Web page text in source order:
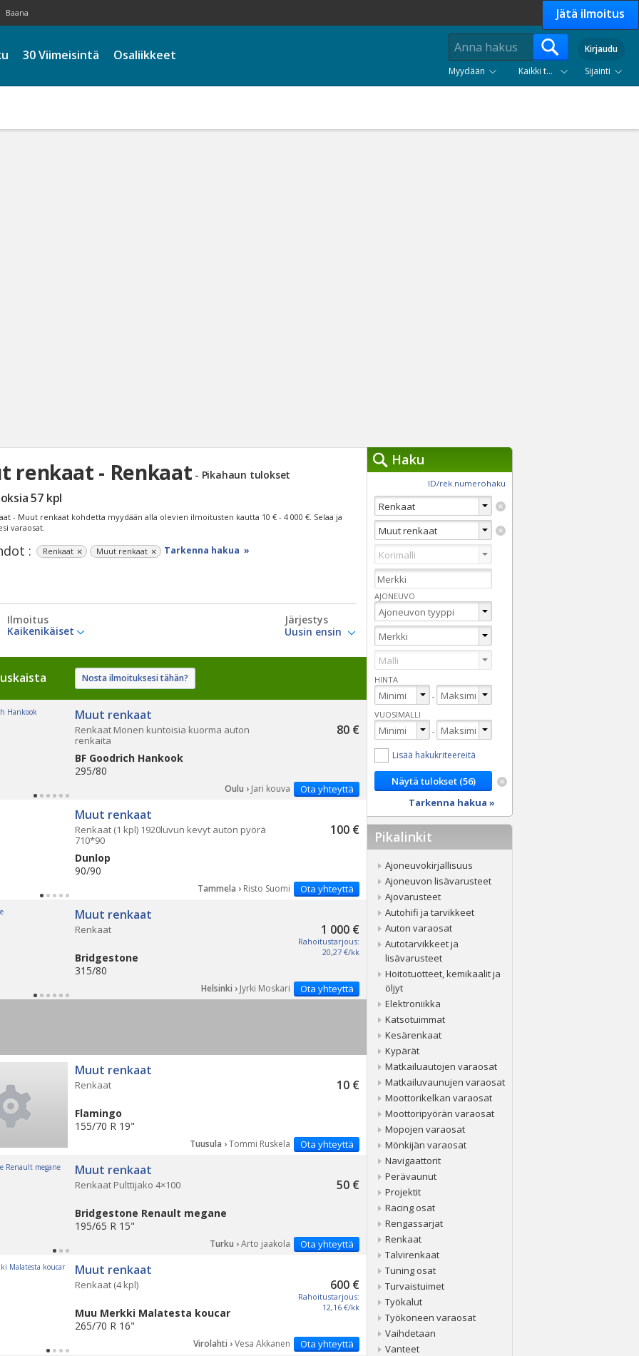
Baana Jätä ilmoitus
30 Viimeisintä Osaliikkeet
Kirjaudu
Myydään
Kaikki tuoteryhmät Sijainti
renkaat - Renkaat - Pikahaun tulokset
57 kpl
- Muut renkaat kohdetta myydään alla olevien ilmoitusten kautta 10 € - 4 000 €. Selaa ja
varaosat.
: Renkaat Muut renkaat Tarkenna hakua »
Ilmoitus
Kaikenikäiset
Järjestys
Nosta ilmoituksesi tähän?
Muut renkaat
80 €
Renkaat Monen kuntoisia kuorma auton
renkaita
BF Goodrich Hankook
295/80
Ota yhteyttä
Oulu › Jari kouva
Muut renkaat
100 €
Renkaat (1 kpl) 1920luvun kevyt auton pyörä
710*90
Dunlop
90/90
Ota yhteyttä
Tammela › Risto Suomi
Muut renkaat
1 000 €
Rahoitustarjous:
20,27 €/kk
Renkaat
Bridgestone
315/80
Ota yhteyttä
Helsinki › Jyrki Moskari
Muut renkaat
10 €
Renkaat
Flamingo
155/70 R 19"
Ota yhteyttä
Tuusula ›Tommi Ruskela
Muut renkaat
50 €
Renkaat Pulttijako 4×100
Bridgestone Renault megane
195/65 R 15"
Ota yhteyttä
Turku ›Arto jaakola
Muut renkaat
600 €
Rahoitustarjous:
12,16 €/kk
Renkaat (4 kpl)
Muu Merkki Malatesta koucar
265/70 R 16"
Ota yhteyttä
Virolahti ›Vesa Akkanen
Haku
ID/rek.numerohaku
AJONEUVO
HINTA
-
VUOSIMALLI
-
Lisää hakukriteereitä
Tarkenna hakua »
Pikalinkit
Ajoneuvokirjallisuus
Ajoneuvon lisävarusteet
Ajovarusteet
Autohifi ja tarvikkeet
Auton varaosat
Autotarvikkeet ja
lisävarusteet
Hoitotuotteet, kemikaalit ja
öljyt
Elektroniikka
Katsotuimmat
Kesärenkaat
Kypärät
Matkailuautojen varaosat
Matkailuvaunujen varaosat
Moottorikelkan varaosat
Moottoripyörän varaosat
Mopojen varaosat
Mönkijän varaosat
Navigaattorit
Perävaunut
Projektit
Racing osat
Rengassarjat
Renkaat
Talvirenkaat
Tuning osat
Turvaistuimet
Työkalut
Työkoneen varaosat
Vaihdetaan
Vanteet